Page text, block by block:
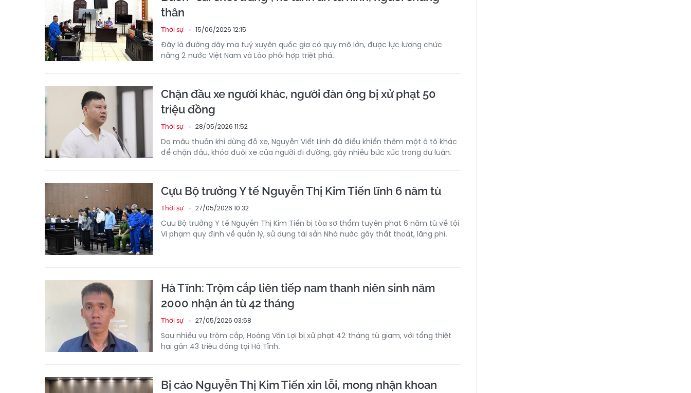
thân
Thời sự 15/06/2026 12:15
Đây là đường dây ma tuý xuyên quốc gia có quy mô lớn, được lực lượng chức
năng 2 nước Việt Nam và Lào phối hợp triệt phá.
Chặn đầu xe người khác, người đàn ông bị xử phạt 50
triệu đồng
Thời sự 28/05/2026 11:52
Do mâu thuẫn khi dừng đỗ xe, Nguyễn Viết Linh đã điều khiển thêm một ô tô khác
để chặn đầu, khóa đuôi xe của người đi đường, gây nhiều bức xúc trong dư luận.
Cựu Bộ trưởng Y tế Nguyễn Thị Kim Tiến lĩnh 6 năm tù
Thời sự 27/05/2026 10:32
Cựu Bộ trưởng Y tế Nguyễn Thị Kim Tiến bị tòa sơ thẩm tuyên phạt 6 năm tù về tội
Vi phạm quy định về quản lý, sử dụng tài sản Nhà nước gây thất thoát, lãng phí.
Hà Tĩnh: Trộm cắp liên tiếp nam thanh niên sinh năm
2000 nhận án tù 42 tháng
Thời sự 27/05/2026 03:58
Sau nhiều vụ trộm cắp, Hoàng Văn Lợi bị xử phạt 42 tháng tù giam, với tổng thiệt
hại gần 43 triệu đồng tại Hà Tĩnh.
Bị cáo Nguyễn Thị Kim Tiến xin lỗi, mong nhận khoan